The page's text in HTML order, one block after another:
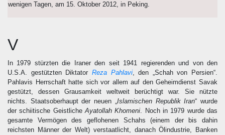
wenigen Tagen, am 15. Oktober 2012, in Peking.
V
In 1979 stürzten die Iraner den seit 1941 regierenden und von den
U.S.A. gestützten Diktator Reza Pahlavi, den „Schah von Persien“.
Pahlavis Herrschaft hatte sich vor allem auf den Geheimdienst Savak
gestützt, dessen Grausamkeit weltweit berüchtigt war. Sie nützte
nichts. Staatsoberhaupt der neuen „Islamischen Republik Iran“ wurde
der schiitische GeistlicheAyatollah Khomeni. Noch in 1979 wurde das
gesamte Vermögen des geflohenen Schahs (einem der bis dahin
reichsten Männer der Welt) verstaatlicht, danach Ölindustrie, Banken